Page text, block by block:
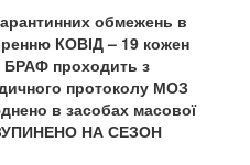
обмежень в
КОВІД – 19 кожен
БРАФ проходить з
протоколу МОЗ
в засобах масової
НА СЕЗОН